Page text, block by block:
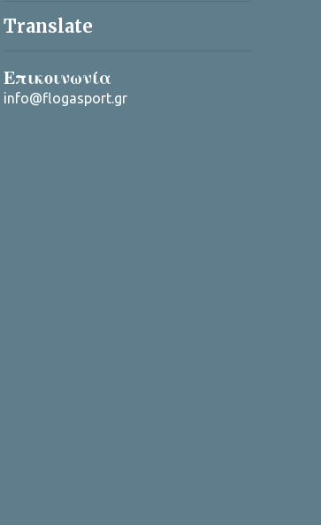
Translate
Επικοινωνία
info@flogasport.gr